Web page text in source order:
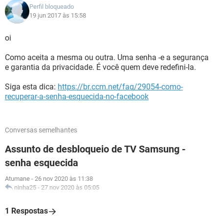
Perfil bloqueado
19 jun 2017 às 15:58
oi
Como aceita a mesma ou outra. Uma senha -e a segurança
e garantia da privacidade. É você quem deve redefini-la.
Siga esta dica: https://br.ccm.net/faq/29054-como-
recuperar-a-senha-esquecida-no-facebook
Conversas semelhantes
Assunto de desbloqueio de TV Samsung -
senha esquecida
Atumane - 26 nov 2020 às 11:38
ninha25 - 27 nov 2020 às 05:05
1 Respostas